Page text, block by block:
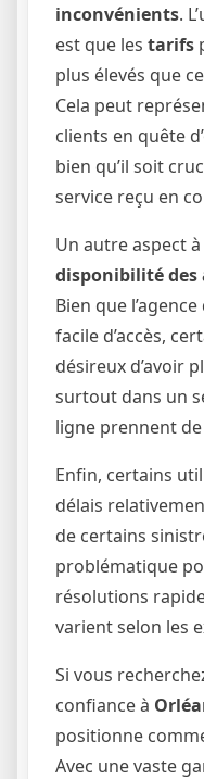
inconvénients.
est que les tarifs
plus élevés que
Cela peut
clients en quête
bien qu’il soit
service reçu en
Un autre aspect
disponibilité des
Bien que l’agence
facile d’accès,
désireux d’avoir
surtout dans un
ligne prennent
Enfin, certains
délais
de certains
problématique
résolutions
varient selon les
Si vous
confiance à
positionne
Avec une vaste